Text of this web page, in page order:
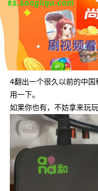
4翻出一个很久以前的中国
用一下。
如果你也有，不妨拿来玩